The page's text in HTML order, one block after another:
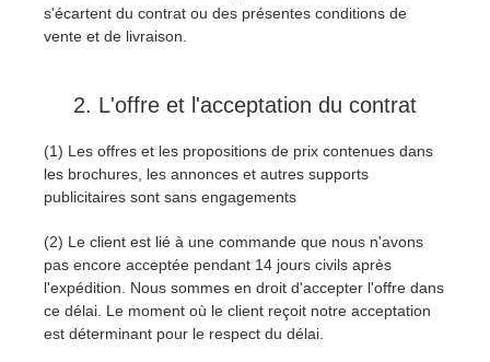
Edition du profil
2017
Soumettre un projet SketchUp
Redshift
Octane
Mental Ray
Modo
s'écartent du contrat ou des présentes conditions de
vente et de livraison.
2. L'offre et l'acceptation du contrat
(1) Les offres et les propositions de prix contenues dans
les brochures, les annonces et autres supports
publicitaires sont sans engagements
(2) Le client est lié à une commande que nous n'avons
pas encore acceptée pendant 14 jours civils après
l'expédition. Nous sommes en droit d'accepter l'offre dans
ce délai. Le moment où le client reçoit notre acceptation
est déterminant pour le respect du délai.